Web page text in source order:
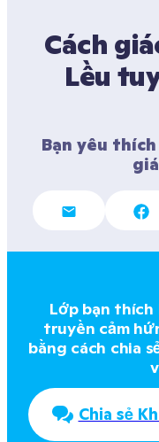
Cách
Lều
Bạn yêu thích
Lớp bạn thích
truyền cảm
bằng cách chia
Chia sẻ